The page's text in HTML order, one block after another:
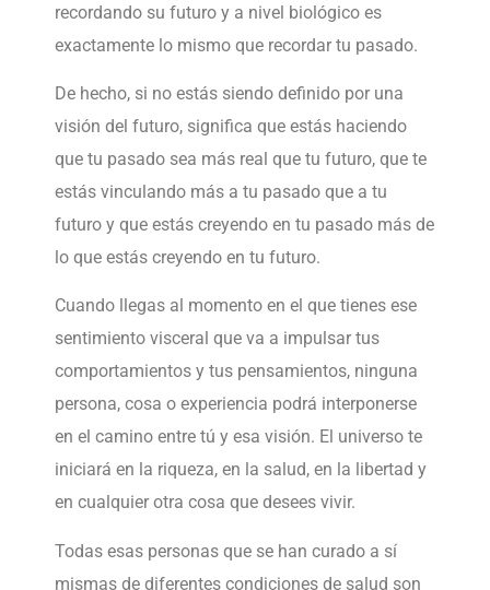
recordando su futuro y a nivel biológico es
exactamente lo mismo que recordar tu pasado.
De hecho, si no estás siendo definido por una
visión del futuro, significa que estás haciendo
que tu pasado sea más real que tu futuro, que te
estás vinculando más a tu pasado que a tu
futuro y que estás creyendo en tu pasado más de
lo que estás creyendo en tu futuro.
Cuando llegas al momento en el que tienes ese
sentimiento visceral que va a impulsar tus
comportamientos y tus pensamientos, ninguna
persona, cosa o experiencia podrá interponerse
en el camino entre tú y esa visión. El universo te
iniciará en la riqueza, en la salud, en la libertad y
en cualquier otra cosa que desees vivir.
Todas esas personas que se han curado a sí
mismas de diferentes condiciones de salud son